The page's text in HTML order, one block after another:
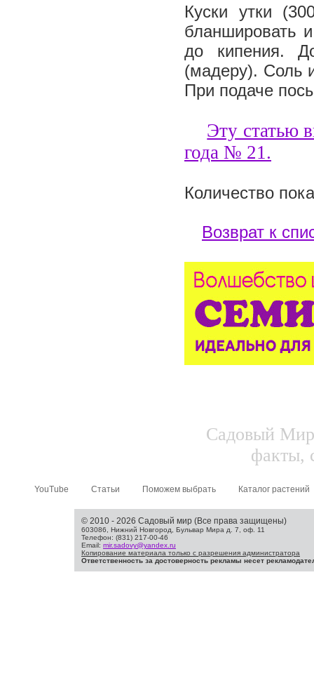
Куски утки
бланшировать
до кипения.
(мадеру). Соль
При подаче
Эту статью
года № 21.
Количество
Возврат к
Садовый
факты,
YouTube Статьи Поможем выбрать Каталог растений
© 2010 - 2026 Садовый мир (Все права защищены)
603086, Нижний Новгород, Бульвар Мира д. 7, оф. 11
Телефон: (831) 217-00-46
Email: mir.sadovy@yandex.ru
Копирование материала только с разрешения администратора
Ответственность за достоверность рекламы несет